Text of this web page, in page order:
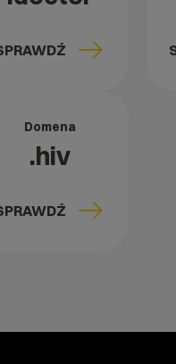
Domena
.hiv